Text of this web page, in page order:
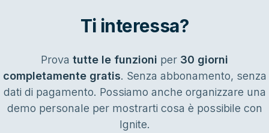
Ti interessa?
Prova tutte le funzioni per 30 giorni
completamente gratis. Senza abbonamento, senza
dati di pagamento. Possiamo anche organizzare una
demo personale per mostrarti cosa è possibile con
Ignite.